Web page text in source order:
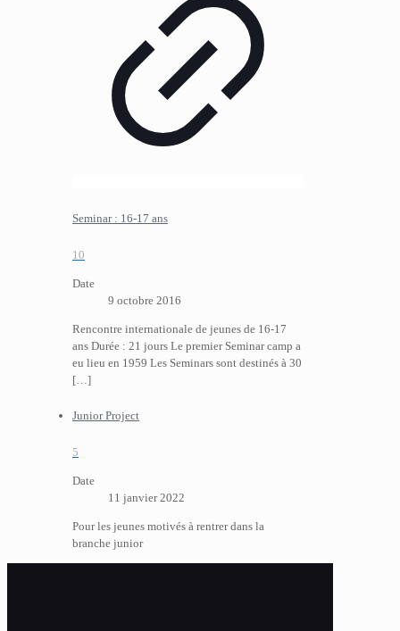
Seminar : 16-17 ans
10
Date
9 octobre 2016
Rencontre internationale de jeunes de 16-17
ans Durée : 21 jours Le premier Seminar camp a
eu lieu en 1959 Les Seminars sont destinés à 30
[…]
Junior Project
5
Date
11 janvier 2022
Pour les jeunes motivés à rentrer dans la
branche junior